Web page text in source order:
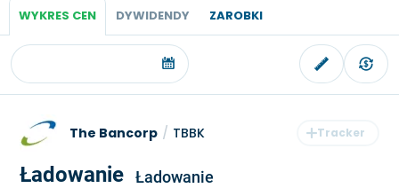
WYKRES CEN DYWIDENDY ZAROBKI
The Bancorp / TBBK
Ładowanie Ładowanie